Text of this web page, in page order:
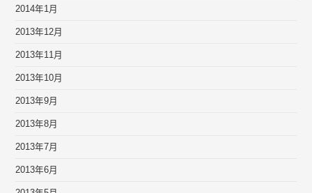
2014年1月
2013年12月
2013年11月
2013年10月
2013年9月
2013年8月
2013年7月
2013年6月